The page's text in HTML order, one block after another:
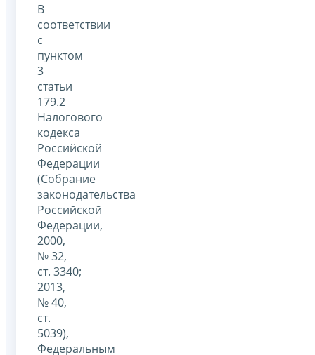
В
соответствии
с
пунктом
3
статьи
179.2
Налогового
кодекса
Российской
Федерации
(Собрание
законодательства
Российской
Федерации,
2000,
№ 32,
ст. 3340;
2013,
№ 40,
ст.
5039),
Федеральным